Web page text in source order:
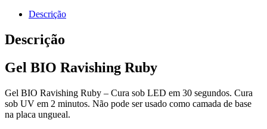
Descrição
Descrição
Gel BIO Ravishing Ruby
Gel BIO Ravishing Ruby – Cura sob LED em 30 segundos. Cura
sob UV em 2 minutos. Não pode ser usado como camada de base
na placa ungueal.